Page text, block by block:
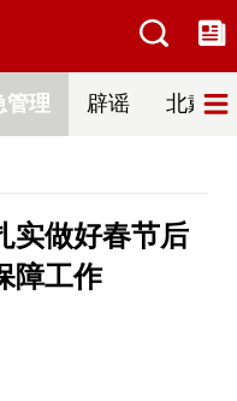
管理 辟谣 北戴河
实做好春节后
障工作